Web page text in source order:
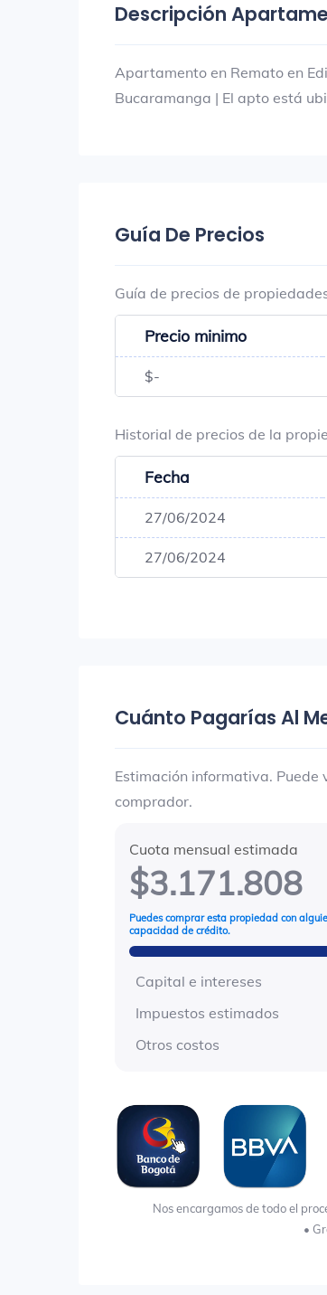
Descripción
Apartamento en Remato en
Bucaramanga | El apto está
Guía De Precios
Guía de precios de
Precio minimo
$-
Historial de precios de la
Fecha
27/06/2024
27/06/2024
Cuánto Pagarías Al
Estimación informativa.
comprador.
Cuota mensual estimada
$3.171.808
Puedes comprar esta propiedad con
capacidad de crédito.
Capital e intereses
Impuestos estimados
Otros costos
Nos encargamos de todo el
•